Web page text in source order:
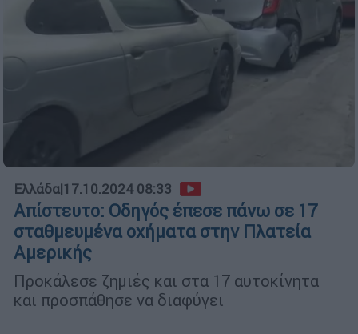
Ελλάδα|17.10.2024 08:33
Απίστευτο: Οδηγός έπεσε πάνω σε 17
σταθμευμένα οχήματα στην Πλατεία
Αμερικής
Προκάλεσε ζημιές και στα 17 αυτοκίνητα
και προσπάθησε να διαφύγει